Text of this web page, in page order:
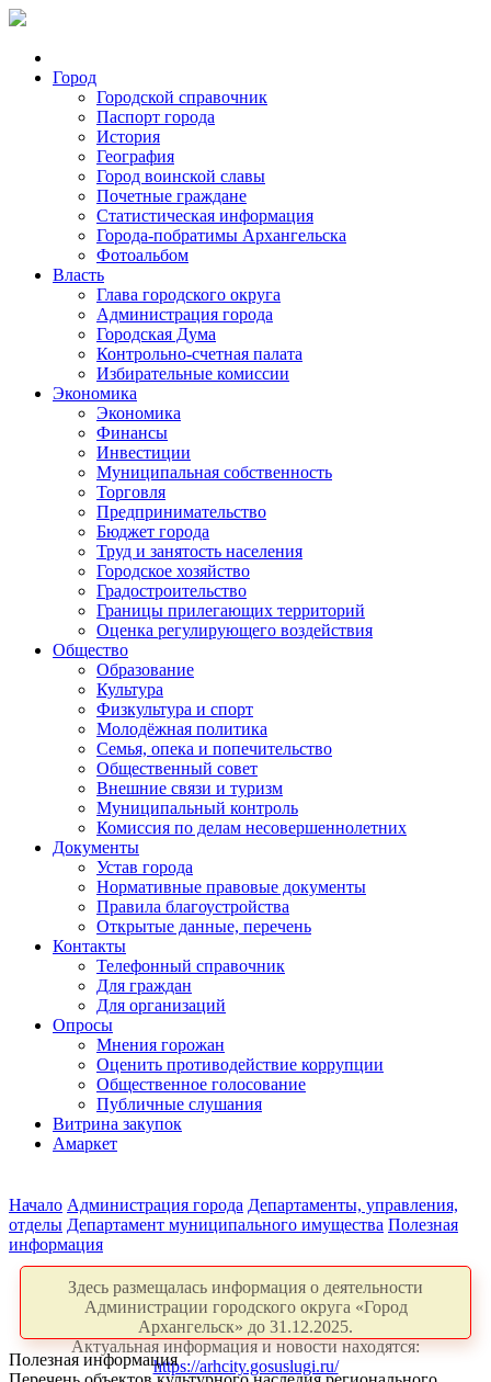
Город
Городской справочник
Паспорт города
История
География
Город воинской славы
Почетные граждане
Статистическая информация
Города-побратимы Архангельска
Фотоальбом
Власть
Глава городского округа
Администрация города
Городская Дума
Контрольно-счетная палата
Избирательные комиссии
Экономика
Экономика
Финансы
Инвестиции
Муниципальная собственность
Торговля
Предпринимательство
Бюджет города
Труд и занятость населения
Городское хозяйство
Градостроительство
Границы прилегающих территорий
Оценка регулирующего воздействия
Общество
Образование
Культура
Физкультура и спорт
Молодёжная политика
Семья, опека и попечительство
Общественный совет
Внешние связи и туризм
Муниципальный контроль
Комиссия по делам несовершеннолетних
Документы
Устав города
Нормативные правовые документы
Правила благоустройства
Открытые данные, перечень
Контакты
Телефонный справочник
Для граждан
Для организаций
Опросы
Мнения горожан
Оценить противодействие коррупции
Общественное голосование
Публичные слушания
Витрина закупок
Амаркет
Начало Администрация города Департаменты, управления,
отделы Департамент муниципального имущества Полезная
информация
Здесь размещалась информация о деятельности
Администрации городского округа «Город
Архангельск» до 31.12.2025.
Актуальная информация и новости находятся:
https://arhcity.gosuslugi.ru/
Полезная информация